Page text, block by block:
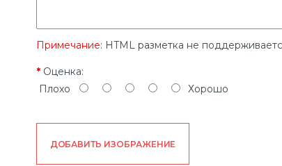
Примечание: HTML разметка не
Оценка:
Плохо
Хорошо
ДОБАВИТЬ ИЗОБРАЖЕНИЕ